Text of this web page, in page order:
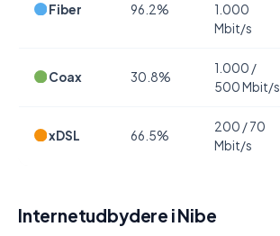
Fiber 96.2%
1.000
Mbit/s
Coax 30.8%
1.000 /
500 Mbit/s
xDSL 66.5%
200 / 70
Mbit/s
Internetudbydere i Nibe